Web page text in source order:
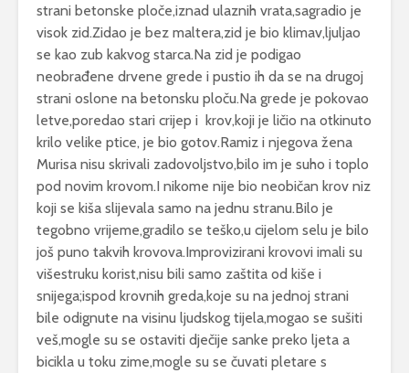
strani betonske ploče,iznad ulaznih vrata,sagradio je
visok zid.Zidao je bez maltera,zid je bio klimav,ljuljao
se kao zub kakvog starca.Na zid je podigao
neobrađene drvene grede i pustio ih da se na drugoj
strani oslone na betonsku ploču.Na grede je pokovao
letve,poredao stari crijep i krov,koji je ličio na otkinuto
krilo velike ptice, je bio gotov.Ramiz i njegova žena
Murisa nisu skrivali zadovoljstvo,bilo im je suho i toplo
pod novim krovom.I nikome nije bio neobičan krov niz
koji se kiša slijevala samo na jednu stranu.Bilo je
tegobno vrijeme,gradilo se teško,u cijelom selu je bilo
još puno takvih krovova.Improvizirani krovovi imali su
višestruku korist,nisu bili samo zaštita od kiše i
snijega;ispod krovnih greda,koje su na jednoj strani
bile odignute na visinu ljudskog tijela,mogao se sušiti
veš,mogle su se ostaviti dječije sanke preko ljeta a
bicikla u toku zime,mogle su se čuvati pletare s